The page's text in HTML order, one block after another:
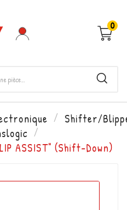
0
Shifter/
ASSIST" (Shift-Down)